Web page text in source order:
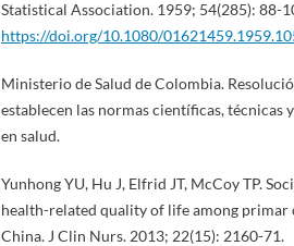
Statistical Association. 1959; 54(285): 88-
https://doi.org/10.1080/
Ministerio de Salud de Colombia.
establecen las normas científicas,
en salud.
Yunhong YU, Hu J, Elfrid JT, McCoy TP.
health-related quality of life among primar
China. J Clin Nurs. 2013; 22(15): 2160-71.